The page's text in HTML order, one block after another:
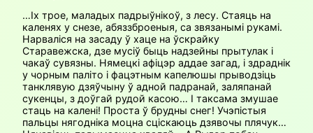
…Іх трое, маладых падрыўнікоў, з лесу. Стаяць на
каленях у снезе, абяззброеныя, са звязанымі рукамі.
Нарваліся на засаду ў хаце на ўскрайку
Старавежска, дзе мусіў быць надзейны прытулак і
чакаў сувязны. Нямецкі афіцэр аддае загад, і здраднік
у чорным паліто і фацэтным капелюшы прыво­дзіць
танклявую дзяўчыну ў адной падранай, заляпанай
сукенцы, з доўгай рудой касою… І таксама змушае
стаць на калені! Проста ў брудны снег! Учэпістыя
пальцы нягодніка моцна сціскаюць дзявочы плячук…